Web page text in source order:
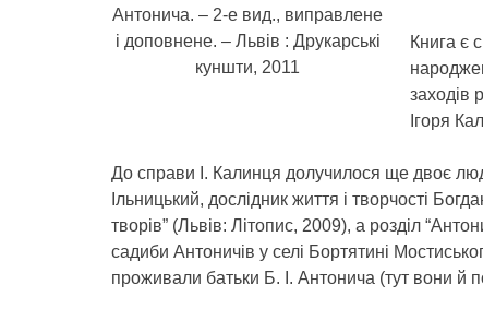
Антонича. – 2-е вид., виправлене
і доповнене. – Львів : Друкарські
куншти, 2011
Книга є
заходів
Ігоря
До справи І. Калинця долучилося ще двоє
Ільницький, дослідник життя і творчості
творів” (Львів: Літопис, 2009), а розділ
садиби Антоничів у селі Бортятині
проживали батьки Б. І. Антонича (тут вони й